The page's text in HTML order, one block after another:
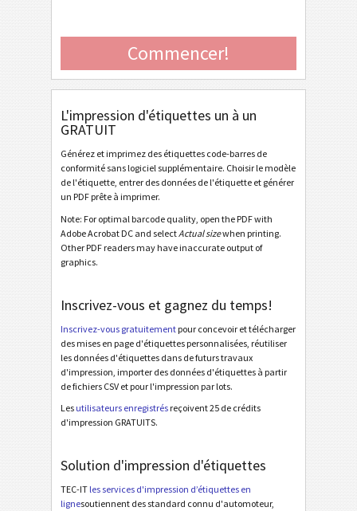
GS1 Std Heterogeneous
GS1 Non-Std Heterogeneous
GS1 Non-Std Heterogeneous Fixed Data Matrix
Odette
G Galia
B BOSCH
LTO Étiquettes LTO
Commencer!
L'impression d'étiquettes un à un
GRATUIT
Générez et imprimez des étiquettes code-barres de
conformité sans logiciel supplémentaire. Choisir le modèle
de l'étiquette, entrer des données de l'étiquette et générer
un PDF prête à imprimer.
Note: For optimal barcode quality, open the PDF with
Adobe Acrobat DC and selectActual sizewhen printing.
Other PDF readers may have inaccurate output of
graphics.
Inscrivez-vous et gagnez du temps!
Inscrivez-vous gratuitement pour concevoir et télécharger
des mises en page d'étiquettes personnalisées, réutiliser
les données d'étiquettes dans de futurs travaux
d'impression, importer des données d'étiquettes à partir
de fichiers CSV et pour l'impression par lots.
Les utilisateurs enregistrés reçoivent 25 de crédits
d'impression GRATUITS.
Solution d'impression d'étiquettes
TEC-IT les services d'impression d’étiquettes en
lignesoutiennent des standard connu d'automoteur,